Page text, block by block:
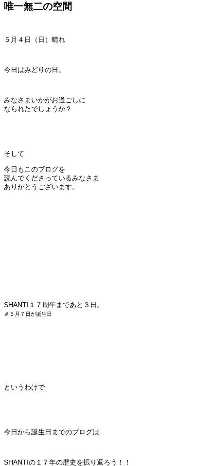
唯一無二の空間
５月４日（日）晴れ
今日はみどりの日。
みなさまいかがお過ごしに
なられたでしょうか？
そして
今日もこのブログを
読んでくださっているみなさま
ありがとうございます。
SHANTI１７周年まであと３日。
＃５月７日が誕生日
というわけで
今日から誕生日までのブログは
SHANTIの１７年の歴史を振り返ろう！！